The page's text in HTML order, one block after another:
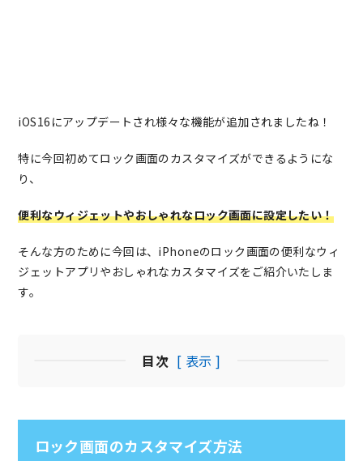
iOS16にアップデートされ様々な機能が追加されましたね！
特に今回初めてロック画面のカスタマイズができるようにな
り、
便利なウィジェットやおしゃれなロック画面に設定したい！
そんな方のために今回は、iPhoneのロック画面の便利なウィ
ジェットアプリやおしゃれなカスタマイズをご紹介いたしま
す。
目次 [ 表示 ]
ロック画面のカスタマイズ方法